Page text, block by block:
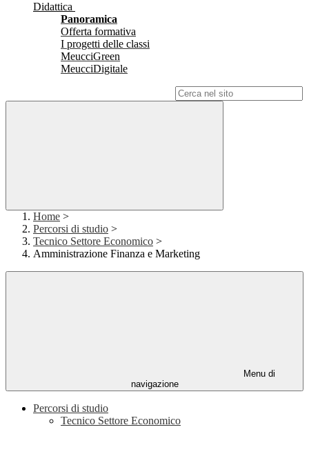
Didattica
Panoramica
Offerta formativa
I progetti delle classi
MeucciGreen
MeucciDigitale
Home >
Percorsi di studio >
Tecnico Settore Economico >
Amministrazione Finanza e Marketing
Menu di
navigazione
Percorsi di studio
Tecnico Settore Economico